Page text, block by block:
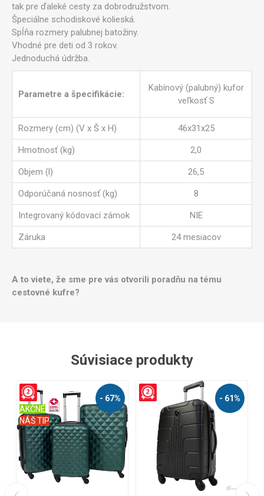
tak pre ďaleké cesty za dobrodružstvom.
Špeciálne schodiskové kolieská.
Spĺňa rozmery palubnej batožiny.
Vhodné pre deti od 3 rokov.
Jednoduchá údržba.
Parametre a špecifikácie:
Kabínový (palubný) kufor
veľkosť S
Rozmery (cm) (V x Š x H) 46x31x25
Hmotnosť (kg) 2,0
Objem (l) 26,5
Odporúčaná nosnosť (kg) 8
Integrovaný kódovací zámok NIE
Záruka 24 mesiacov
A to viete, že sme pre vás otvorili poradňu na tému
cestovné kufre?
Súvisiace produkty
- 67%
NÁŠ TIP